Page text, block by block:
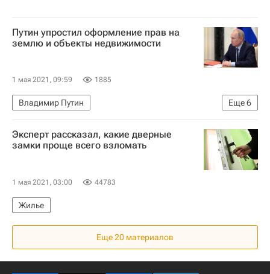
Путин упростил оформление прав на
землю и объекты недвижимости
1 мая 2021, 09:59 1885
Еще6
Владимир Путин
МЧС России (Министерство РФ по делам гражданской обороны, чрезвычайным ситуациям и ликвидации последствий стихийных бедствий)
Федеральная служба государственной регистрации, кадастра и картографии (Росреестр)
Жилье
Россия Законодательство
Эксперт рассказал, какие дверные
замки проще всего взломать
1 мая 2021, 03:00 44783
Жилье
Еще 20 материалов